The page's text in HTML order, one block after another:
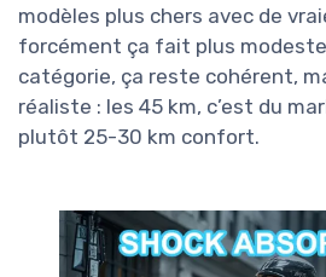
modèles plus chers avec de
forcément ça fait plus
catégorie, ça reste cohérent,
réaliste : les 45 km, c’est du
plutôt 25-30 km confort.